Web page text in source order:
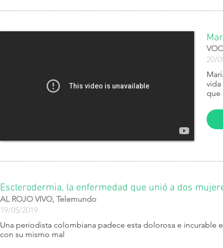
20/
que
Esclerodermia, la enfermedad que unió a dos
AL ROJO VIVO, Telemundo
19/05/2019
​Una periodista colombiana padece esta dolorosa e
con su mismo mal